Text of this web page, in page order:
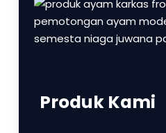
Produk Kami